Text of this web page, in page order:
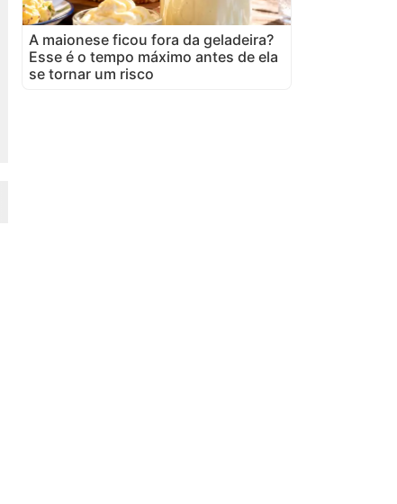
A maionese ficou fora da geladeira?
Esse é o tempo máximo antes de ela
se tornar um risco